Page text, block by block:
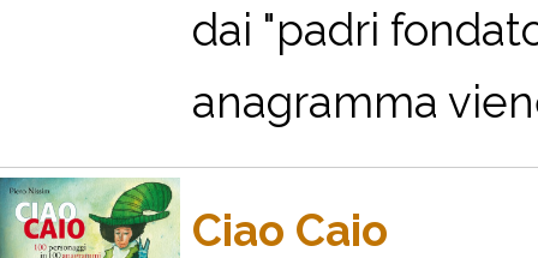
dai "padri
anagramma
Ciao Caio